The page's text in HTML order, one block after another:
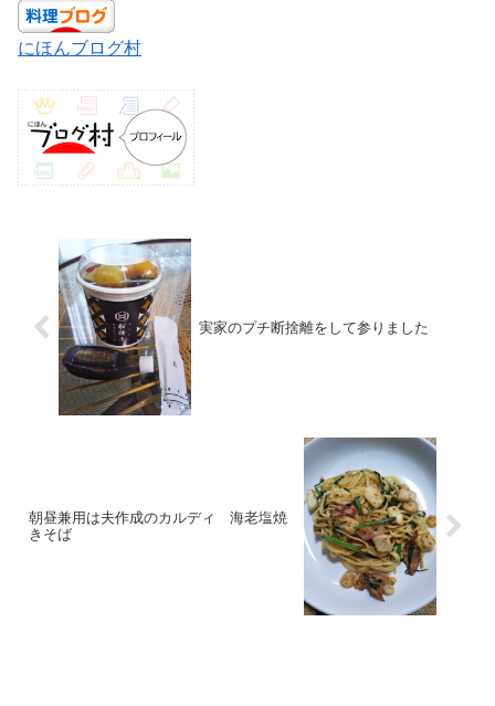
にほんブログ村
実家のプチ断捨離をして参りました
朝昼兼用は夫作成のカルディ 海老塩焼
きそば